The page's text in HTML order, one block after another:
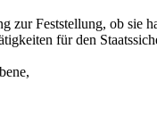
Feststellung, ob sie
für den